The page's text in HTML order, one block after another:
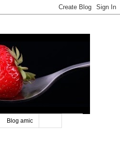
Blog amic